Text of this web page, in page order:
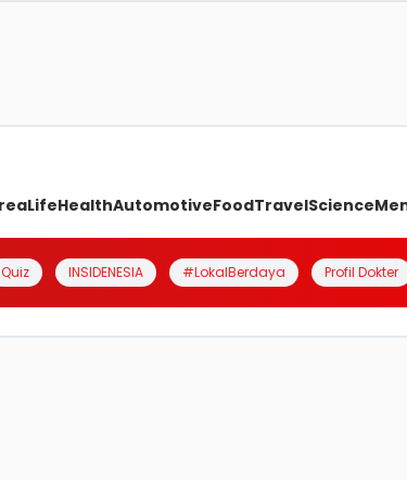
LifeHealthAutomotiveFoodTravelScience
Quiz INSIDENESIA #LokalBerdaya Profil Dokter